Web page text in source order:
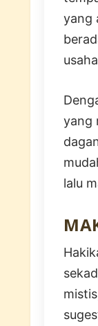
yang
yang
lalu